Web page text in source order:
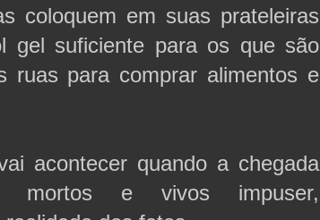
coloquem em suas prateleiras
gel suficiente para os que são
ruas para comprar alimentos e
acontecer quando a chegada
mortos e vivos impuser,